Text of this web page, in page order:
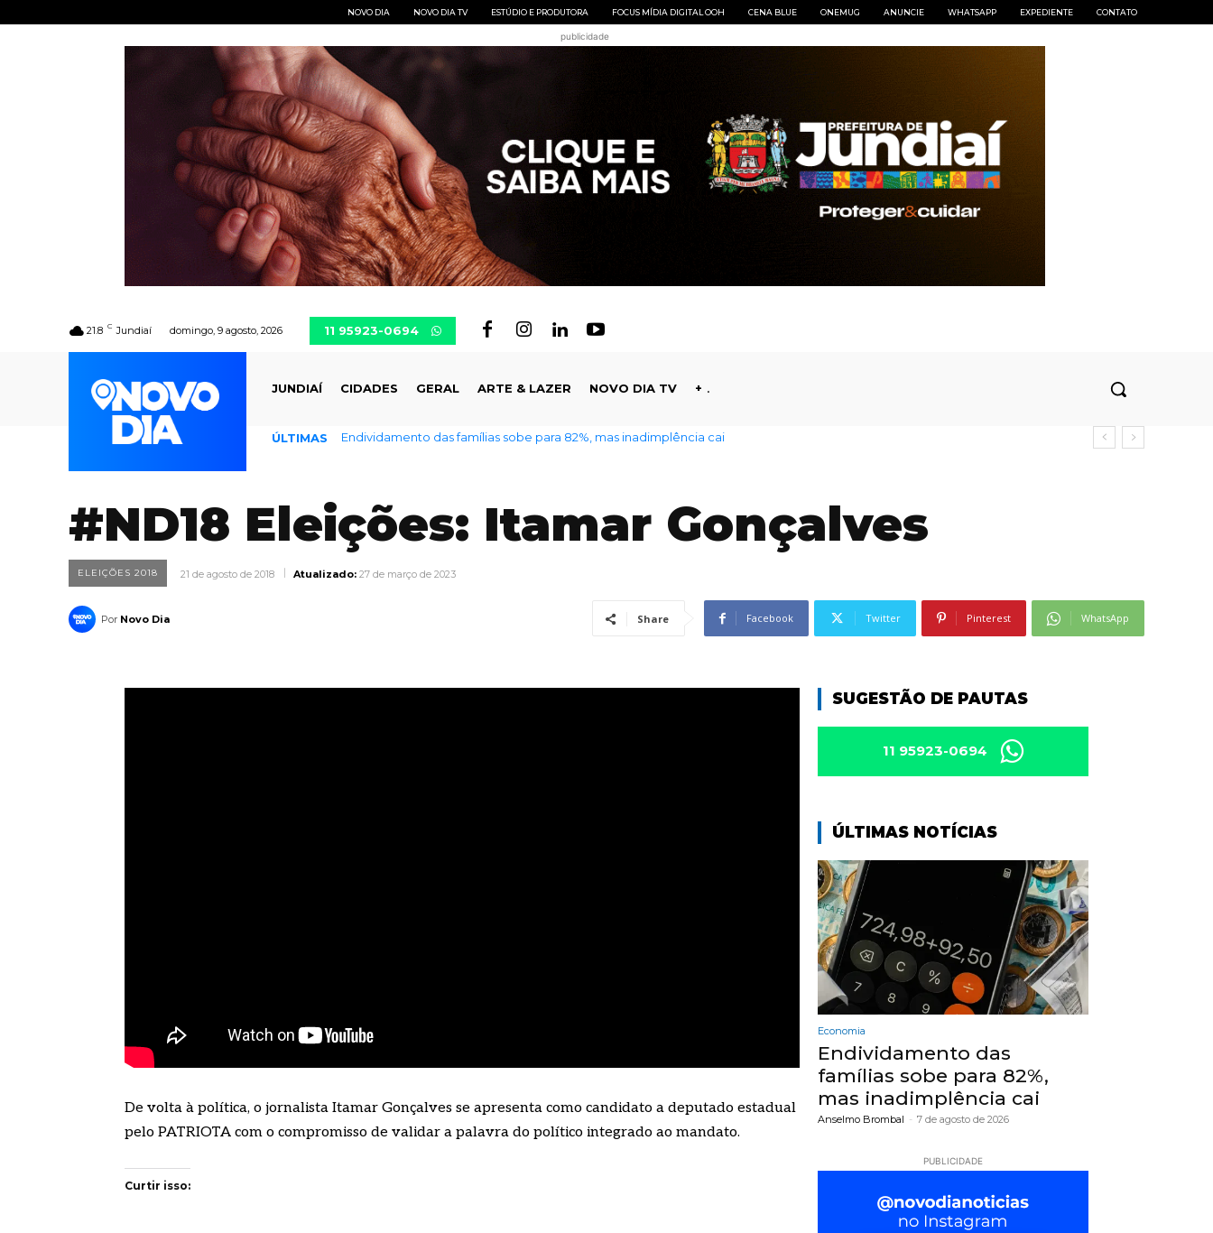
NOVO DIA NOVO DIA TV ESTÚDIO E PRODUTORA FOCUS MÍDIA DIGITAL OOH CENA BLUE ONEMUG ANUNCIE WHATSAPP EXPEDIENTE CONTATO
publicidade
21.8 C Jundiaí domingo, 9 agosto, 2026 11 95923-0694
JUNDIAÍ CIDADES GERAL ARTE & LAZER NOVO DIA TV +
ÚLTIMAS Endividamento das famílias sobe para 82%, mas inadimplência cai
#ND18 Eleições: Itamar Gonçalves
ELEIÇÕES 2018 21 de agosto de 2018 Atualizado: 27 de março de 2023
Por Novo Dia Share Facebook Twitter Pinterest WhatsApp
De volta à política, o jornalista Itamar Gonçalves se apresenta como candidato a deputado estadual
pelo PATRIOTA com o compromisso de validar a palavra do político integrado ao mandato.
Curtir isso:
SUGESTÃO DE PAUTAS
11 95923-0694
ÚLTIMAS NOTÍCIAS
Economia
Endividamento das
famílias sobe para 82%,
mas inadimplência cai
Anselmo Brombal - 7 de agosto de 2026
PUBLICIDADE